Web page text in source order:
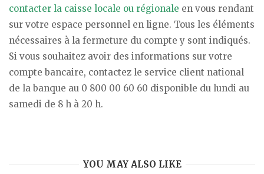
contacter la caisse locale ou régionale en vous rendant
sur votre espace personnel en ligne. Tous les éléments
nécessaires à la fermeture du compte y sont indiqués.
Si vous souhaitez avoir des informations sur votre
compte bancaire, contactez le service client national
de la banque au 0 800 00 60 60 disponible du lundi au
samedi de 8 h à 20 h.
YOU MAY ALSO LIKE